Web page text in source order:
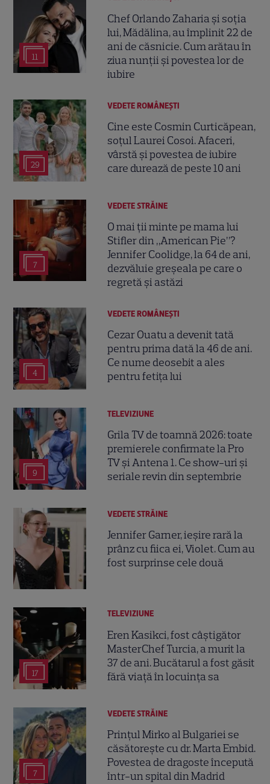
11
Chef Orlando Zaharia și soția
lui, Mădălina, au împlinit 22 de
ani de căsnicie. Cum arătau în
ziua nunții și povestea lor de
iubire
29
VEDETE ROMÂNEŞTI
Cine este Cosmin Curticăpean,
soțul Laurei Cosoi. Afaceri,
vârstă și povestea de iubire
care durează de peste 10 ani
7
VEDETE STRĂINE
O mai ții minte pe mama lui
Stifler din „American Pie”?
Jennifer Coolidge, la 64 de ani,
dezvăluie greșeala pe care o
regretă și astăzi
4
VEDETE ROMÂNEŞTI
Cezar Ouatu a devenit tată
pentru prima dată la 46 de ani.
Ce nume deosebit a ales
pentru fetița lui
9
TELEVIZIUNE
Grila TV de toamnă 2026: toate
premierele confirmate la Pro
TV și Antena 1. Ce show-uri și
seriale revin din septembrie
VEDETE STRĂINE
Jennifer Garner, ieșire rară la
prânz cu fiica ei, Violet. Cum au
fost surprinse cele două
17
TELEVIZIUNE
Eren Kasikci, fost câștigător
MasterChef Turcia, a murit la
37 de ani. Bucătarul a fost găsit
fără viață în locuința sa
7
VEDETE STRĂINE
Prințul Mirko al Bulgariei se
căsătorește cu dr. Marta Embid.
Povestea de dragoste începută
într-un spital din Madrid